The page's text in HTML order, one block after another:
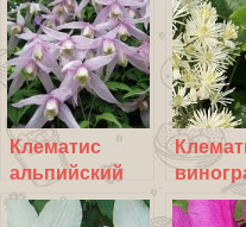
Клематис
альпийский